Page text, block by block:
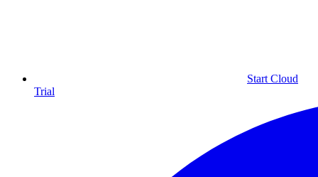
Start Cloud
Trial